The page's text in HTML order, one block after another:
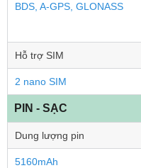
BDS, A-GPS, GLONASS
Hỗ trợ SIM
2 nano SIM
PIN - SẠC
Dung lượng pin
5160mAh